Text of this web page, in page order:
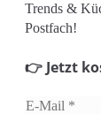
Trends &
Postfach!
👉 Jetzt